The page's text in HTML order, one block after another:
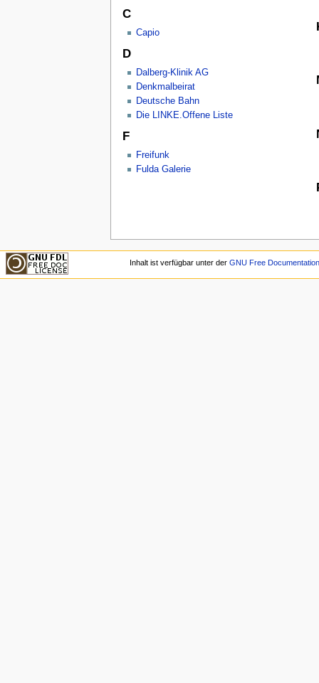
C
Capio
D
Dalberg-Klinik AG
Denkmalbeirat
Deutsche Bahn
Die LINKE.Offene Liste
F
Freifunk
Fulda Galerie
Inhalt ist verfügbar unter der GNU Free